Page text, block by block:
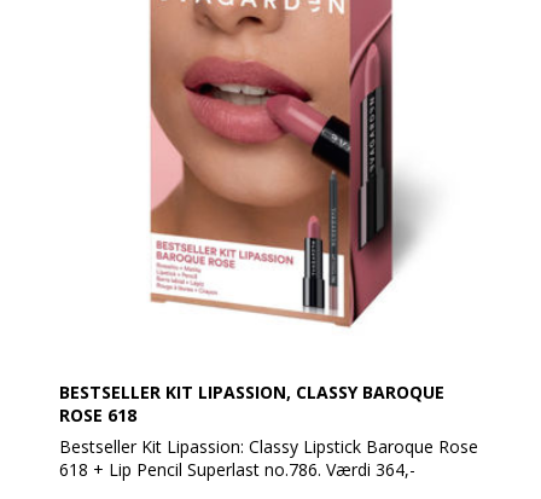
BESTSELLER KIT LIPASSION, CLASSY BAROQUE
ROSE 618
Bestseller Kit Lipassion: Classy Lipstick Baroque Rose
618 + Lip Pencil Superlast no.786. Værdi 364,-